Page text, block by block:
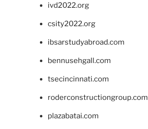
ivd2022.org
csity2022.org
ibsarstudyabroad.com
bennusehgall.com
tsecincinnati.com
roderconstructiongroup.com
plazabatai.com